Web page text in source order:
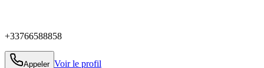
+33766588858
Appeler Voir le profil